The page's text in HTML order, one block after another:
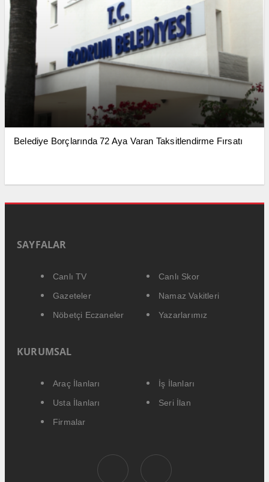
Belediye Borçlarında 72 Aya Varan Taksitlendirme Fırsatı
SAYFALAR
Canlı TV
Canlı Skor
Gazeteler
Namaz Vakitleri
Nöbetçi Eczaneler
Yazarlarımız
KURUMSAL
Araç İlanları
İş İlanları
Usta İlanları
Seri İlan
Firmalar